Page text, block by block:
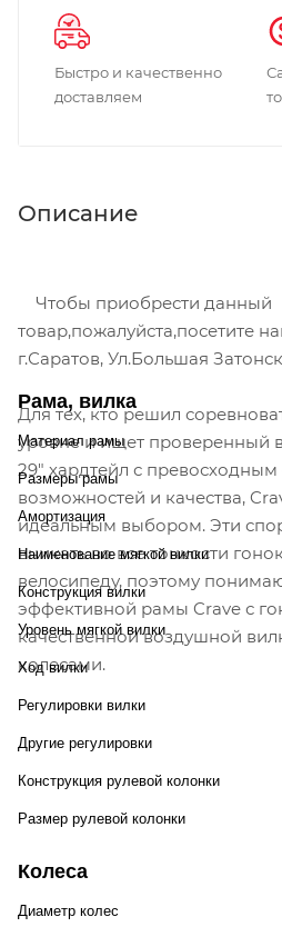
Быстро и качественно
доставляем
Описание
Чтобы приобрести данный
товар,пожалуйста,посетите
г.Саратов, Ул.Большая
Для тех, кто решил
уровне и ищет проверенный
29" хардтейл с
возможностей и качества,
идеальным выбором. Эти
вникать во все тонкости
велосипеду, поэтому
эффективной рамы Crave с
качественной воздушной
колесами.
Рама, вилка
Материал рамы
Размеры рамы
Амортизация
Наименование мягкой вилки
Конструкция вилки
Уровень мягкой вилки
Ход вилки
Регулировки вилки
Другие регулировки
Конструкция рулевой колонки
Размер рулевой колонки
Колеса
Диаметр колес